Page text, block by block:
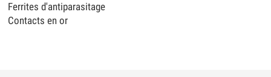
Ferrites d'antiparasitage
Contacts en or